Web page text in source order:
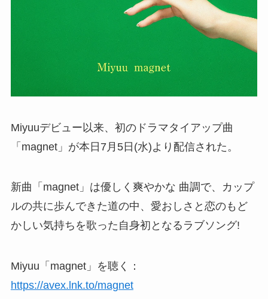
Miyuuデビュー以来、初のドラマタイアップ曲
「magnet」が本日7月5日(水)より配信された。
新曲「magnet」は優しく爽やかな 曲調で、カップ
ルの共に歩んできた道の中、愛おしさと恋のもど
かしい気持ちを歌った自身初となるラブソング!
Miyuu「magnet」を聴く：
https://avex.lnk.to/magnet